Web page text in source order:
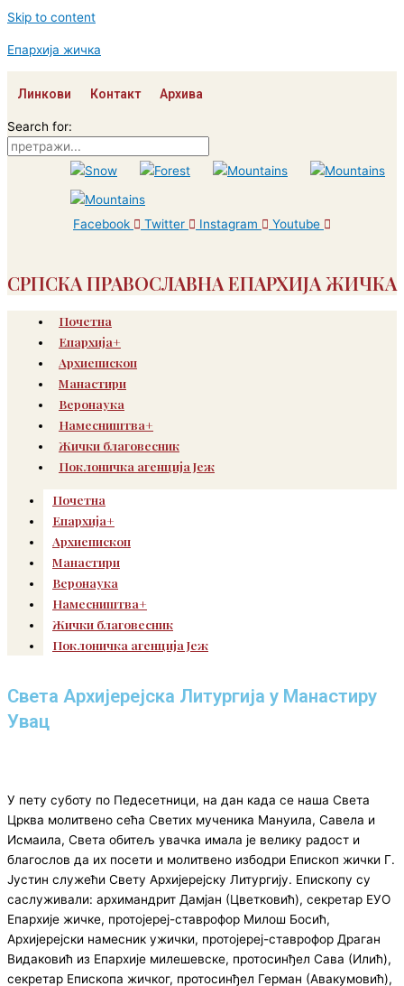
Skip to content
Епархија жичка
Линкови Контакт Архива
Search for:
Facebook Twitter Instagram Youtube
СРПСКА ПРАВОСЛАВНА ЕПАРХИЈА ЖИЧКА
Почетна
Епархија+
Архиепископ
Манастири
Веронаука
Намесништва+
Жички благовесник
Поклоничка агенција Јеж
Почетна
Епархија+
Архиепископ
Манастири
Веронаука
Намесништва+
Жички благовесник
Поклоничка агенција Јеж
Света Архијерејска Литургија у Манастиру
Увац
У пету суботу по Педесетници, на дан када се наша Света
Црква молитвено сећа Светих мученика Мануила, Савела и
Исмаила, Света обитељ увачка имала је велику радост и
благослов да их посети и молитвено избодри Епископ жички Г.
Јустин служећи Свету Архијерејску Литургију. Епископу су
саслуживали: архимандрит Дамјан (Цветковић), секретар ЕУО
Епархије жичке, протојереј-ставрофор Милош Босић,
Архијерејски намесник ужички, протојереј-ставрофор Драган
Видаковић из Епархије милешевске, протосинђел Сава (Илић),
секретар Епископа жичког, протосинђел Герман (Авакумовић),